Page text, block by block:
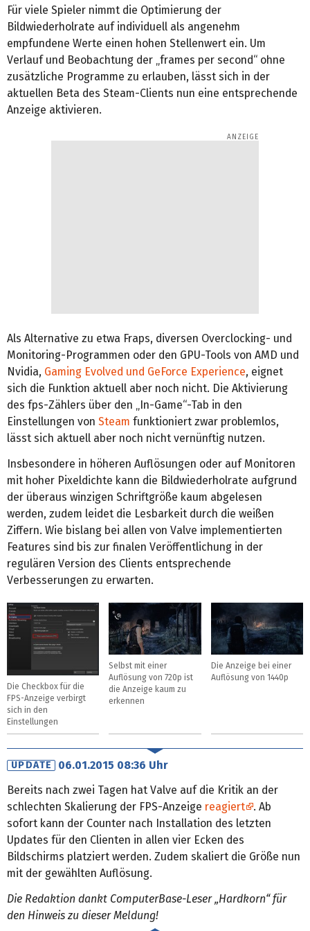
Für viele Spieler nimmt die Optimierung der
Bildwiederholrate auf individuell als angenehm
empfundene Werte einen hohen Stellenwert ein. Um
Verlauf und Beobachtung der „frames per second“ ohne
zusätzliche Programme zu erlauben, lässt sich in der
aktuellen Beta des Steam-Clients nun eine entsprechende
Anzeige aktivieren.
Als Alternative zu etwa Fraps, diversen Overclocking- und
Monitoring-Programmen oder den GPU-Tools von AMD und
Nvidia, Gaming Evolved und GeForce Experience, eignet
sich die Funktion aktuell aber noch nicht. Die Aktivierung
des fps-Zählers über den „In-Game“-Tab in den
Einstellungen von Steam funktioniert zwar problemlos,
lässt sich aktuell aber noch nicht vernünftig nutzen.
Insbesondere in höheren Auflösungen oder auf Monitoren
mit hoher Pixeldichte kann die Bildwiederholrate aufgrund
der überaus winzigen Schriftgröße kaum abgelesen
werden, zudem leidet die Lesbarkeit durch die weißen
Ziffern. Wie bislang bei allen von Valve implementierten
Features sind bis zur finalen Veröffentlichung in der
regulären Version des Clients entsprechende
Verbesserungen zu erwarten.
Die Checkbox für die
FPS-Anzeige verbirgt
sich in den
Einstellungen
Selbst mit einer
Auflösung von 720p ist
die Anzeige kaum zu
erkennen
Die Anzeige bei einer
Auflösung von 1440p
UPDATE
06.01.2015 08:36 Uhr
Bereits nach zwei Tagen hat Valve auf die Kritik an der
schlechten Skalierung der FPS-Anzeige reagiert
. Ab
sofort kann der Counter nach Installation des letzten
Updates für den Clienten in allen vier Ecken des
Bildschirms platziert werden. Zudem skaliert die Größe nun
mit der gewählten Auflösung.
Die Redaktion dankt ComputerBase-Leser „Hardkorn“ für
den Hinweis zu dieser Meldung!